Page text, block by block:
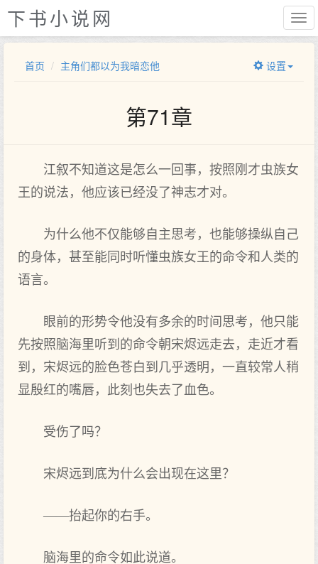
下书小说网
首页 主角们都以为我暗恋他 设置
第71章
江叙不知道这是怎么一回事，按照刚才虫族女
王的说法，他应该已经没了神志才对。
为什么他不仅能够自主思考，也能够操纵自己
的身体，甚至能同时听懂虫族女王的命令和人类的
语言。
眼前的形势令他没有多余的时间思考，他只能
先按照脑海里听到的命令朝宋烬远走去，走近才看
到，宋烬远的脸色苍白到几乎透明，一直较常人稍
显殷红的嘴唇，此刻也失去了血色。
受伤了吗？
宋烬远到底为什么会出现在这里？
——抬起你的右手。
脑海里的命令如此说道。